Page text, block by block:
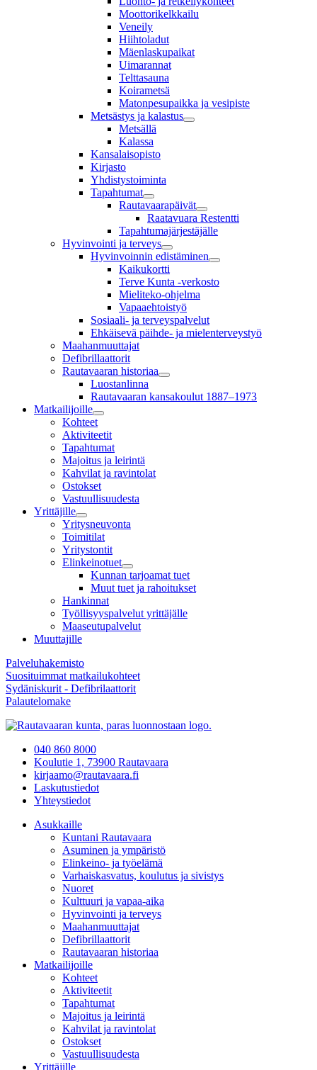
Moottorikelkkailu
Veneily
Hiihtoladut
Mäenlaskupaikat
Uimarannat
Telttasauna
Koirametsä
Matonpesupaikka ja vesipiste
Metsästys ja kalastus
Metsällä
Kalassa
Kansalaisopisto
Kirjasto
Yhdistystoiminta
Tapahtumat
Rautavaarapäivät
Raatavuara Restentti
Tapahtumajärjestäjälle
Hyvinvointi ja terveys
Hyvinvoinnin edistäminen
Kaikukortti
Terve Kunta -verkosto
Mieliteko-ohjelma
Vapaaehtoistyö
Sosiaali- ja terveyspalvelut
Ehkäisevä päihde- ja mielenterveystyö
Maahanmuuttajat
Defibrillaattorit
Rautavaaran historiaa
Luostanlinna
Rautavaaran kansakoulut 1887–1973
Matkailijoille
Kohteet
Aktiviteetit
Tapahtumat
Majoitus ja leirintä
Kahvilat ja ravintolat
Ostokset
Vastuullisuudesta
Yrittäjille
Yritysneuvonta
Toimitilat
Yritystontit
Elinkeinotuet
Kunnan tarjoamat tuet
Muut tuet ja rahoitukset
Hankinnat
Työllisyyspalvelut yrittäjälle
Maaseutupalvelut
Muuttajille
Palveluhakemisto
Suosituimmat matkailukohteet
Sydäniskurit - Defibrilaattorit
Palautelomake
040 860 8000
Koulutie 1, 73900 Rautavaara
kirjaamo@rautavaara.fi
Laskutustiedot
Yhteystiedot
Asukkaille
Kuntani Rautavaara
Asuminen ja ympäristö
Elinkeino- ja työelämä
Varhaiskasvatus, koulutus ja sivistys
Nuoret
Kulttuuri ja vapaa-aika
Hyvinvointi ja terveys
Maahanmuuttajat
Defibrillaattorit
Rautavaaran historiaa
Matkailijoille
Kohteet
Aktiviteetit
Tapahtumat
Majoitus ja leirintä
Kahvilat ja ravintolat
Ostokset
Vastuullisuudesta
Yrittäjille